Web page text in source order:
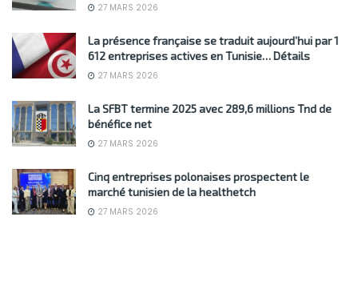
27 MARS 2026
La présence française se traduit aujourd’hui par 1
612 entreprises actives en Tunisie… Détails
27 MARS 2026
La SFBT termine 2025 avec 289,6 millions Tnd de
bénéfice net
27 MARS 2026
Cinq entreprises polonaises prospectent le
marché tunisien de la healthetch
27 MARS 2026